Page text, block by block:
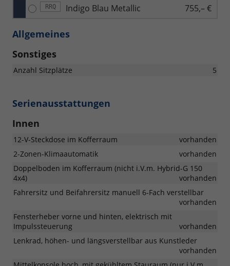
RRQ Indigo Blau Metallic 755,– €
Allgemeines
Sonstiges
Anzahl Sitzplätze 5
Serienausstattungen
Innen
12-V-Steckdose im Kofferraum
vorhanden
2-Zonen-Klimaautomatik
vorhanden
Doppelboden im Kofferraum (nicht i.V.m. Hybrid-G 150
4x4)
vorhanden
Fahrersitz und Beifahrersitz manuell 6-Fach verstellbar
vorhanden
Fensterheber vorne und hinten, elektrisch mit
Impulssteuerung
vorhanden
Lenkrad, höhen- und längsverstellbar aus Kunstleder
vorhanden